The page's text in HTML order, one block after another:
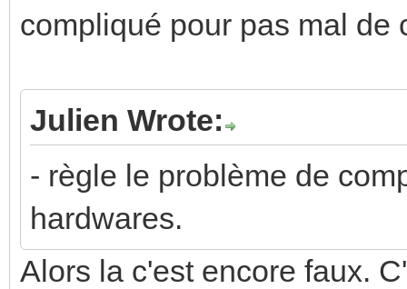
compliqué pour pas mal de
Julien Wrote:
- règle le problème de
hardwares.
Alors la c'est encore faux.